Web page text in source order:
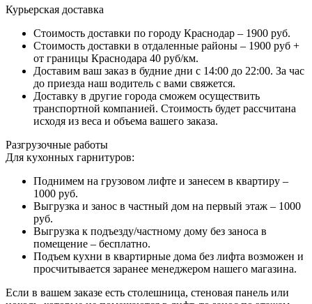
Курьерская доставка
Стоимость доставки по городу Краснодар – 1900 руб.
Стоимость доставки в отдаленные районы – 1900 руб +
от границы Краснодара 40 руб/км.
Доставим ваш заказ в будние дни с 14:00 до 22:00. За час
до приезда наш водитель с вами свяжется.
Доставку в другие города сможем осуществить
транспортной компанией. Стоимость будет рассчитана
исходя из веса и объема вашего заказа.
Разгрузочные работы
Для кухонных гарнитуров:
Поднимем на грузовом лифте и занесем в квартиру –
1000 руб.
Выгрузка и занос в частный дом на первый этаж – 1000
руб.
Выгрузка к подъезду/частному дому без заноса в
помещение – бесплатно.
Подъем кухни в квартирные дома без лифта возможен и
просчитывается заранее менеджером нашего магазина.
Если в вашем заказе есть столешница, стеновая панель или